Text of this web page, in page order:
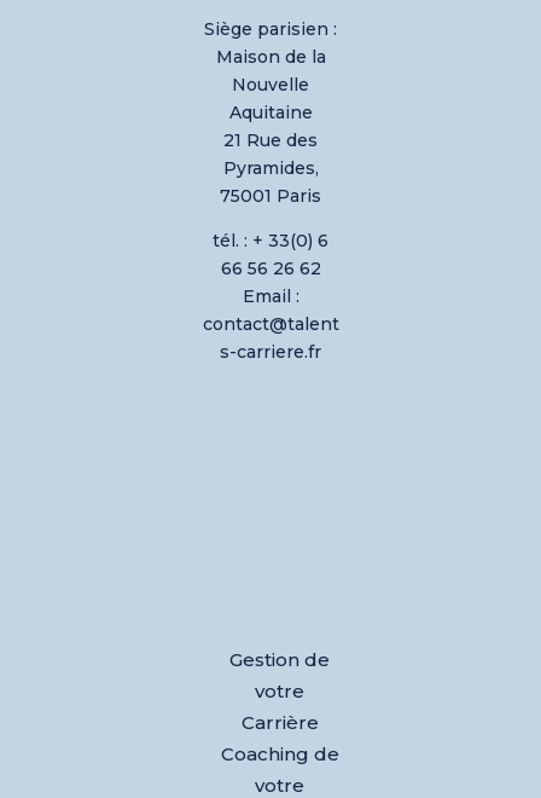
Siège parisien :
Maison de la
Nouvelle
Aquitaine
21 Rue des
Pyramides,
75001 Paris
tél. : + 33(0) 6
66 56 26 62
Email :
contact@talent
s-carriere.fr
Gestion de
votre
Carrière
Coaching de
votre